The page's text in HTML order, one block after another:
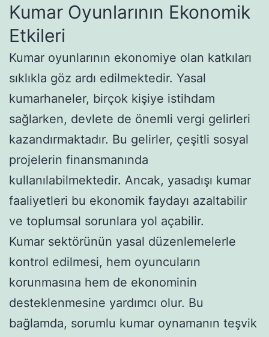
Kumar Oyunlarının Ekonomik
Etkileri
Kumar oyunlarının ekonomiye olan katkıları
sıklıkla göz ardı edilmektedir. Yasal
kumarhaneler, birçok kişiye istihdam
sağlarken, devlete de önemli vergi gelirleri
kazandırmaktadır. Bu gelirler, çeşitli sosyal
projelerin finansmanında
kullanılabilmektedir. Ancak, yasadışı kumar
faaliyetleri bu ekonomik faydayı azaltabilir
ve toplumsal sorunlara yol açabilir.
Kumar sektörünün yasal düzenlemelerle
kontrol edilmesi, hem oyuncuların
korunmasına hem de ekonominin
desteklenmesine yardımcı olur. Bu
bağlamda, sorumlu kumar oynamanın teşvik